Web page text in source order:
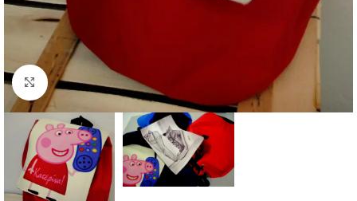
Κάντε κλικ για μεγέθυνση